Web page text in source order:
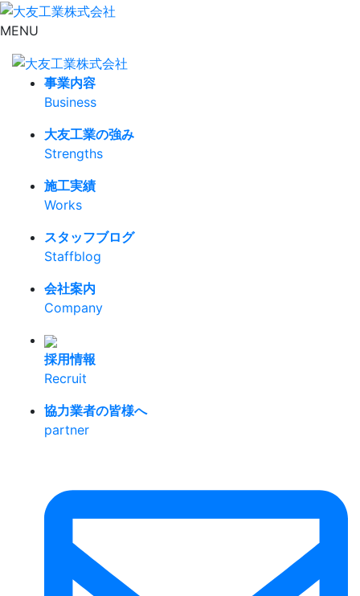
MENU
事業内容
Business
大友工業の強み
Strengths
施工実績
Works
スタッフブログ
Staffblog
会社案内
Company
採用情報
Recruit
協力業者の皆様へ
partner